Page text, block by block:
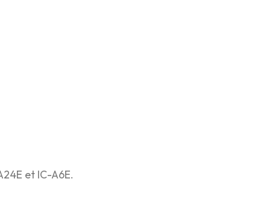
et IC-A6E.